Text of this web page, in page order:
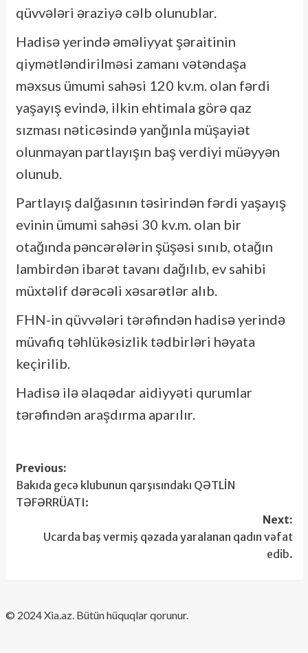
qüvvələri əraziyə cəlb olunublar.
Hadisə yerində əməliyyat şəraitinin
qiymətləndirilməsi zamanı vətəndaşa
məxsus ümumi sahəsi 120 kv.m. olan fərdi
yaşayış evində, ilkin ehtimala görə qaz
sızması nəticəsində yanğınla müşayiət
olunmayan partlayışın baş verdiyi müəyyən
olunub.
Partlayış dalğasının təsirindən fərdi yaşayış
evinin ümumi sahəsi 30 kv.m. olan bir
otağında pəncərələrin şüşəsi sınıb, otağın
lambirdən ibarət tavanı dağılıb, ev sahibi
müxtəlif dərəcəli xəsarətlər alıb.
FHN-in qüvvələri tərəfindən hadisə yerində
müvafiq təhlükəsizlik tədbirləri həyata
keçirilib.
Hadisə ilə əlaqədar aidiyyəti qurumlar
tərəfindən araşdırma aparılır.
Post
navigation
Previous:
Bakıda gecə klubunun qarşısındakı QƏTLİN
TƏFƏRRÜATI:
Next:
Ucarda baş vermiş qəzada yaralanan qadın vəfat
edib.
​© 2024 Xia.az. Bütün hüquqlar qorunur.